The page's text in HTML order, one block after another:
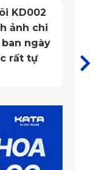
nhám dính cố định
di chuyển. Nhờ
đồng thời mang
sử dụng.
giúp hạn chế tối đa
hợp với sở thích
”